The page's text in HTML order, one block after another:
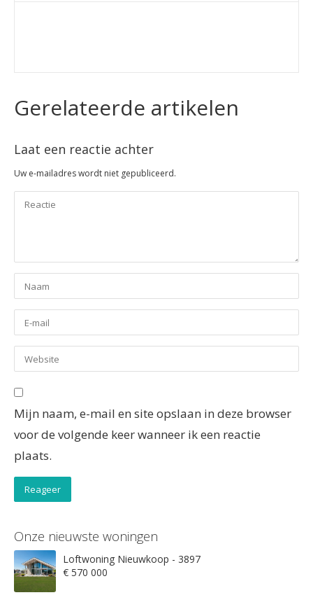
Gerelateerde artikelen
Laat een reactie achter
Uw e-mailadres wordt niet gepubliceerd.
Mijn naam, e-mail en site opslaan in deze browser
voor de volgende keer wanneer ik een reactie
plaats.
Onze nieuwste woningen
Loftwoning Nieuwkoop - 3897
€ 570 000